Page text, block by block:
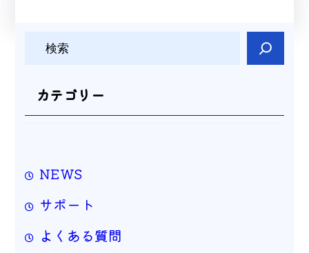
カテゴリー
NEWS
サポート
よくある質問